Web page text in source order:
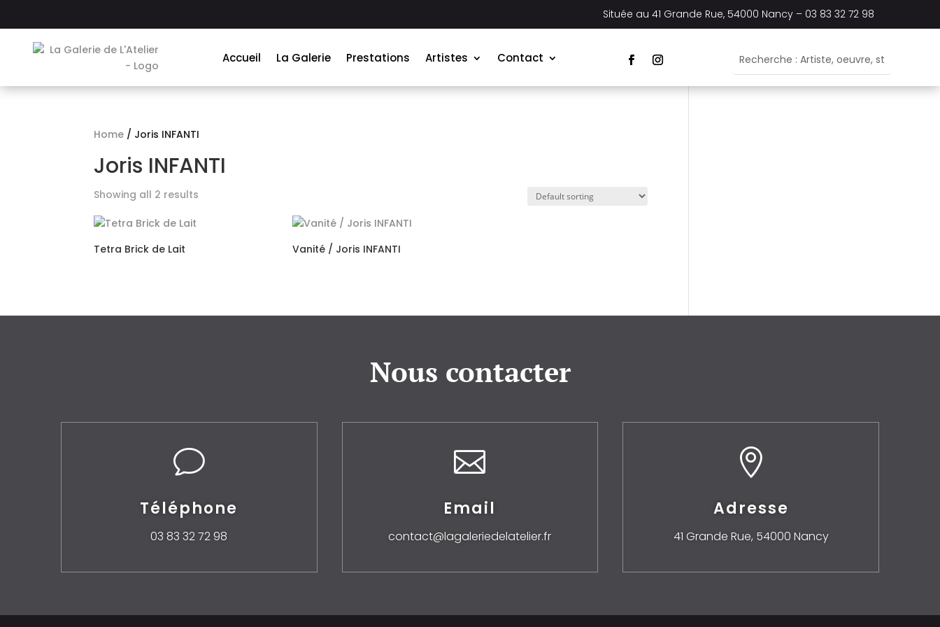
Située au 41 Grande Rue, 54000 Nancy – 03 83 32 72 98
Accueil La Galerie Prestations Artistes Contact
Home / Joris INFANTI
Joris INFANTI
Showing all 2 results
Tetra Brick de Lait Vanité / Joris INFANTI
Nous contacter
v
Téléphone
03 83 32 72 98

Email
contact@lagaleriedelatelier.fr

Adresse
41 Grande Rue, 54000 Nancy